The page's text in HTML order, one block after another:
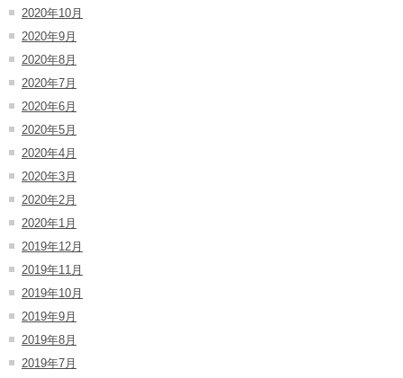
2020年10月
2020年9月
2020年8月
2020年7月
2020年6月
2020年5月
2020年4月
2020年3月
2020年2月
2020年1月
2019年12月
2019年11月
2019年10月
2019年9月
2019年8月
2019年7月